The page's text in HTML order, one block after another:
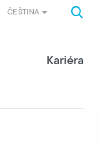
ČEŠTINA
Kariéra